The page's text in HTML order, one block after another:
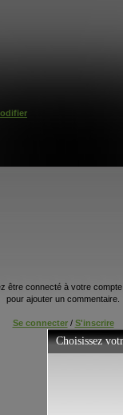
être connecté à votre compte
pour ajouter un commentaire.
Se connecter/ S'inscrire